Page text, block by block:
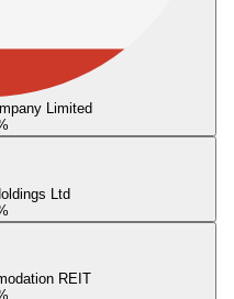
Limited
Ltd
REIT